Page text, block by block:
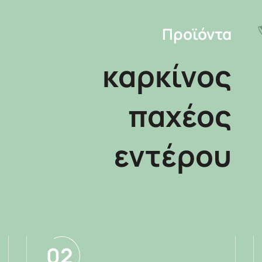
Προϊόντα
καρκίνος
παχέος
εντέρου
02